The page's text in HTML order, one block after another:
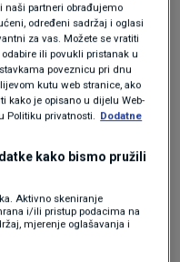
spomenuo
navodi da se tu
a: "Imamo
će biti hegemon
silu koju raste.
rasulu, od
i imamo silu koja
Razvoj je počeo s
pogledajte
naši partneri obrađujemo
određeni sadržaj i oglasi
za vas. Možete se vratiti
ili povukli pristanak u
poveznicu pri dnu
kutu web stranice, ako
kako je opisano u dijelu Web-
Politiku privatnosti. Dodatne
kako bismo pružili
Aktivno skeniranje
i/ili pristup podacima na
mjerenje oglašavanja i